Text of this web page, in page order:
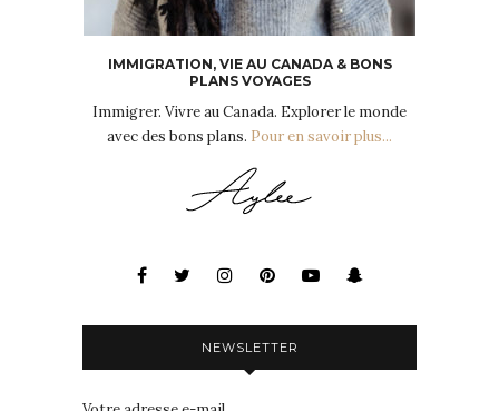
IMMIGRATION, VIE AU CANADA & BONS
PLANS VOYAGES
Immigrer. Vivre au Canada. Explorer le monde
avec des bons plans. Pour en savoir plus...
NEWSLETTER